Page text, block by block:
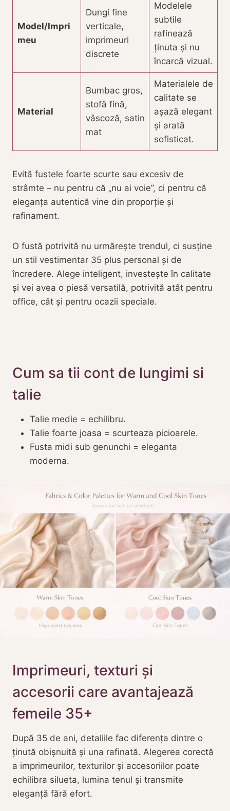
Model/Impri
meu
Dungi fine
verticale,
imprimeuri
discrete
Modelele
subtile
rafinează
ținuta și nu
încarcă vizual.
Material
Bumbac gros,
stofă fină,
vâscoză, satin
mat
Materialele de
calitate se
așază elegant
și arată
sofisticat.
Evită fustele foarte scurte sau excesiv de
strâmte – nu pentru că „nu ai voie”, ci pentru că
eleganța autentică vine din proporție și
rafinament.
O fustă potrivită nu urmărește trendul, ci susține
un stil vestimentar 35 plus personal și de
încredere. Alege inteligent, investește în calitate
și vei avea o piesă versatilă, potrivită atât pentru
office, cât și pentru ocazii speciale.
Cum sa tii cont de lungimi si
talie
Talie medie = echilibru.
Talie foarte joasa = scurteaza picioarele.
Fusta midi sub genunchi = eleganta
moderna.
Imprimeuri, texturi și
accesorii care avantajează
femeile 35+
După 35 de ani, detaliile fac diferența dintre o
ținută obișnuită și una rafinată. Alegerea corectă
a imprimeurilor, texturilor și accesoriilor poate
echilibra silueta, lumina tenul și transmite
eleganță fără efort.